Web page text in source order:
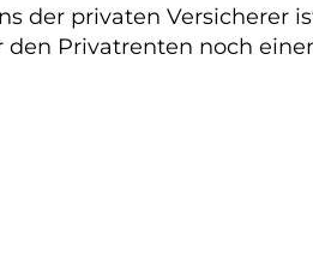
der privaten Versicherer
Privatrenten noch